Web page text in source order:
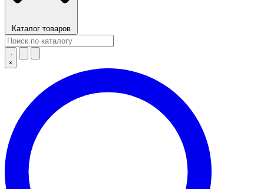
Каталог товаров